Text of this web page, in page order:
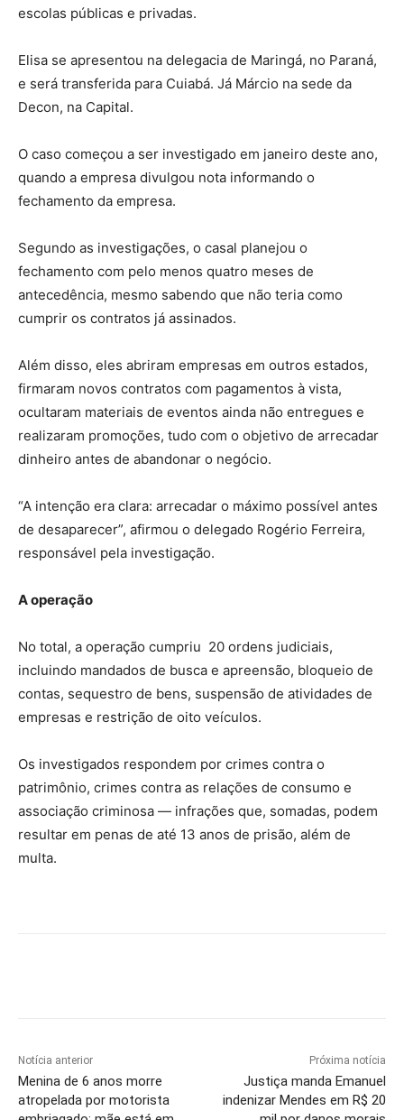
escolas públicas e privadas.
Elisa se apresentou na delegacia de Maringá, no Paraná,
e será transferida para Cuiabá. Já Márcio na sede da
Decon, na Capital.
O caso começou a ser investigado em janeiro deste ano,
quando a empresa divulgou nota informando o
fechamento da empresa.
Segundo as investigações, o casal planejou o
fechamento com pelo menos quatro meses de
antecedência, mesmo sabendo que não teria como
cumprir os contratos já assinados.
Além disso, eles abriram empresas em outros estados,
firmaram novos contratos com pagamentos à vista,
ocultaram materiais de eventos ainda não entregues e
realizaram promoções, tudo com o objetivo de arrecadar
dinheiro antes de abandonar o negócio.
“A intenção era clara: arrecadar o máximo possível antes
de desaparecer”, afirmou o delegado Rogério Ferreira,
responsável pela investigação.
A operação
No total, a operação cumpriu 20 ordens judiciais,
incluindo mandados de busca e apreensão, bloqueio de
contas, sequestro de bens, suspensão de atividades de
empresas e restrição de oito veículos.
Os investigados respondem por crimes contra o
patrimônio, crimes contra as relações de consumo e
associação criminosa — infrações que, somadas, podem
resultar em penas de até 13 anos de prisão, além de
multa.
Notícia anterior
Menina de 6 anos morre
atropelada por motorista
Próxima notícia
Justiça manda Emanuel
indenizar Mendes em R$ 20